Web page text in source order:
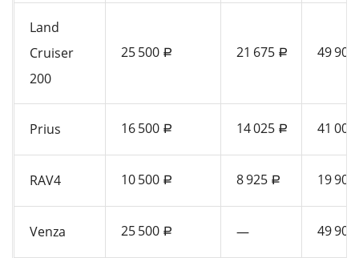
Land
Cruiser
200
25 500 a 21 675 a 49 900
Prius 16 500 a 14 025 a 41 000
RAV4 10 500 a 8 925 a 19 900
Venza 25 500 a — 49 900